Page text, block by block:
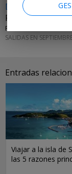
Dsd 978€
Riviera Maya:
FLOWO • CARIBE
SALIDAS EN
Entradas
Viajar a la isla de
las 5 razones